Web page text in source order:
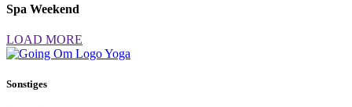
Spa Weekend
LOAD MORE
Sonstiges